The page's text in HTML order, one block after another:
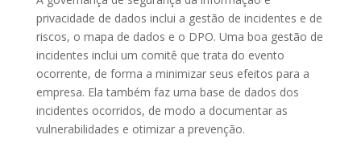
privacidade de dados inclui a gestão de incidentes e de
riscos, o mapa de dados e o DPO. Uma boa gestão de
incidentes inclui um comitê que trata do evento
ocorrente, de forma a minimizar seus efeitos para a
empresa. Ela também faz uma base de dados dos
incidentes ocorridos, de modo a documentar as
vulnerabilidades e otimizar a prevenção.